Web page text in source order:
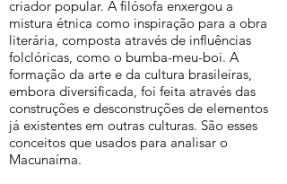
criador popular. A filósofa enxergou a
mistura étnica como inspiração para a obra
literária, composta através de influências
folclóricas, como o bumba-meu-boi. A
formação da arte e da cultura brasileiras,
embora diversificada, foi feita através das
construções e desconstruções de elementos
já existentes em outras culturas. São esses
conceitos que usados para analisar o
Macunaíma.